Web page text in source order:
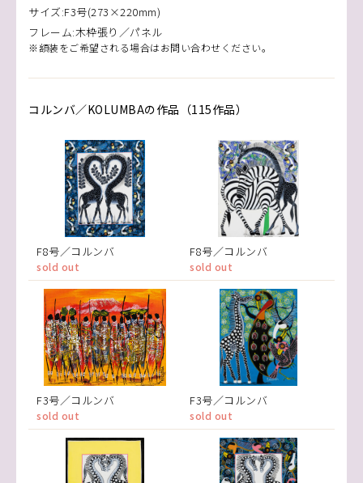
サイズ:F3号(273×220mm)
フレーム:木枠張り／パネル
※額装をご希望される場合はお問い合わせください。
コルンバ／KOLUMBAの作品（115作品）
F8号／コルンバ
sold out
F8号／コルンバ
sold out
F3号／コルンバ
sold out
F3号／コルンバ
sold out